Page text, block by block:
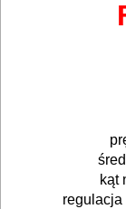
młoty
kąt
regulacja